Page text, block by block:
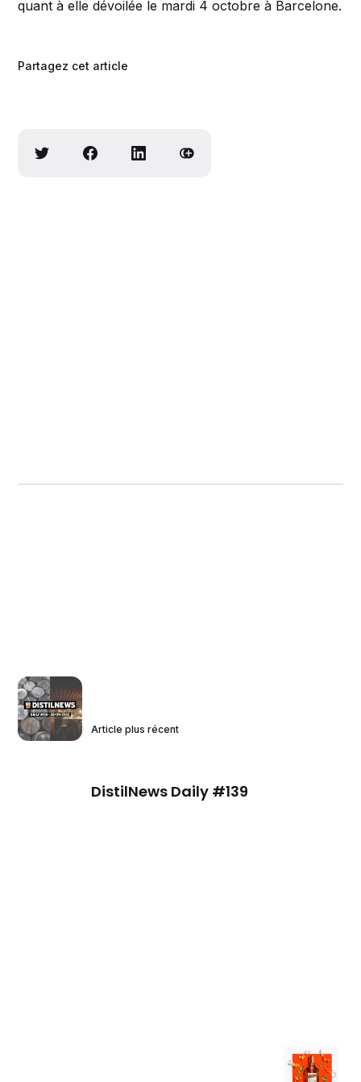
quant à elle dévoilée le mardi 4 octobre à Barcelone.
Partagez cet article
Article plus récent
DistilNews Daily #139